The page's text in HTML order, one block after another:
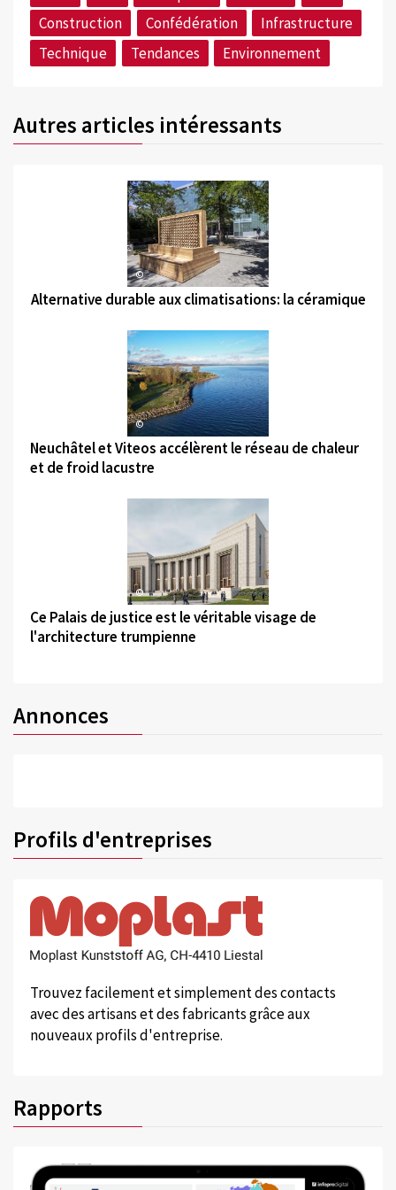
Construction
Confédération
Infrastructure
Technique
Tendances Environnement
Autres articles intéressants
©
Alternative durable aux climatisations: la céramique
©
Neuchâtel et Viteos accélèrent le réseau de chaleur
et de froid lacustre
©
Ce Palais de justice est le véritable visage de
l'architecture trumpienne
Annonces
Profils d'entreprises
Trouvez facilement et simplement des contacts
avec des artisans et des fabricants grâce aux
nouveaux profils d'entreprise.
Rapports